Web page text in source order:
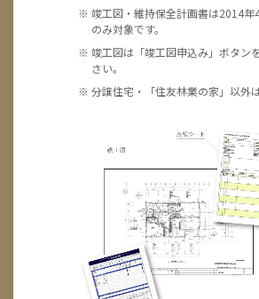
竣工図・維持保全計画書は2014
のみ対象です。
竣工図は「竣工図申込み」ボタン
さい。
分譲住宅・「住友林業の家」以外